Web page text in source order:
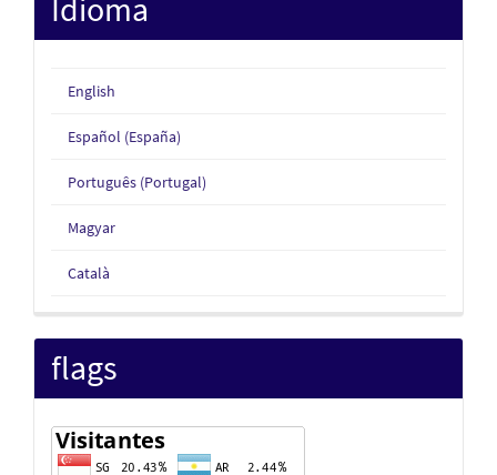
Idioma
English
Español (España)
Português (Portugal)
Magyar
Català
flags